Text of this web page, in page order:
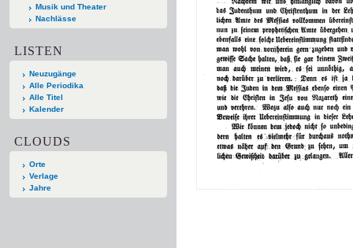
Musik und Theater
Nachlässe
LISTEN
Neuzugänge
Alle Periodika
Alle Titel
Kalender
CLOUDS
Orte
Verlage
Jahre